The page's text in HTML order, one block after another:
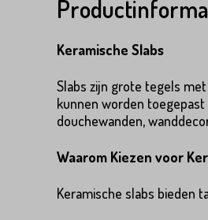
Keramische Slabs
Slabs zijn grote tegels
kunnen worden
douchewanden,
Waarom Kiezen voor
Keramische slabs bieden